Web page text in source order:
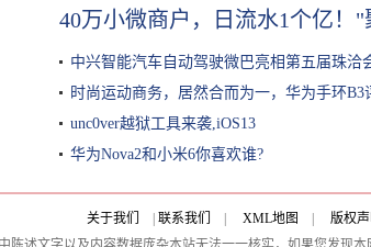
40万小微商户，日流水1个亿！
中兴智能汽车自动驾驶微巴亮相第五届珠洽
时尚运动商务，居然合而为一，华为手环B3
unc0ver越狱工具来袭,iOS13
华为Nova2和小米6你喜欢谁?
关于我们 联系我们 XML地图 版权